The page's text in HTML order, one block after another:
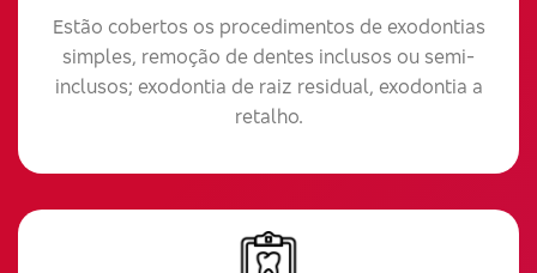
Estão cobertos os procedimentos de exodontias
simples, remoção de dentes inclusos ou semi-
inclusos; exodontia de raiz residual, exodontia a
retalho.